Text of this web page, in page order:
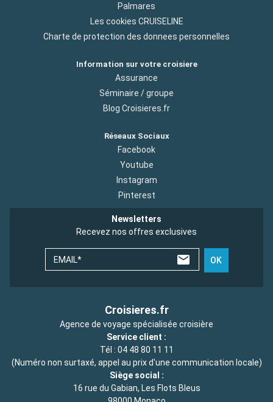
Palmares
Les cookies CRUISELINE
Charte de protection des donnees personnelles
Information sur votre croisiere
Assurance
Séminaire / groupe
Blog Croisieres.fr
Réseaux Sociaux
Facebook
Youtube
Instagram
Pinterest
Newsletters
Recevez nos offres exclusives
EMAIL* OK
Croisieres.fr
Agence de voyage spécialisée croisière
Service client :
Tél : 04 48 80 11 11
(Numéro non surtaxé, appel au prix d'une communication locale)
Siège social :
16 rue du Gabian, Les Flots Bleus